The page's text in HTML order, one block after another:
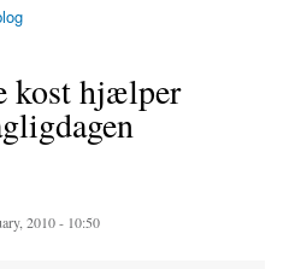
kost hjælper
2010 - 10:50